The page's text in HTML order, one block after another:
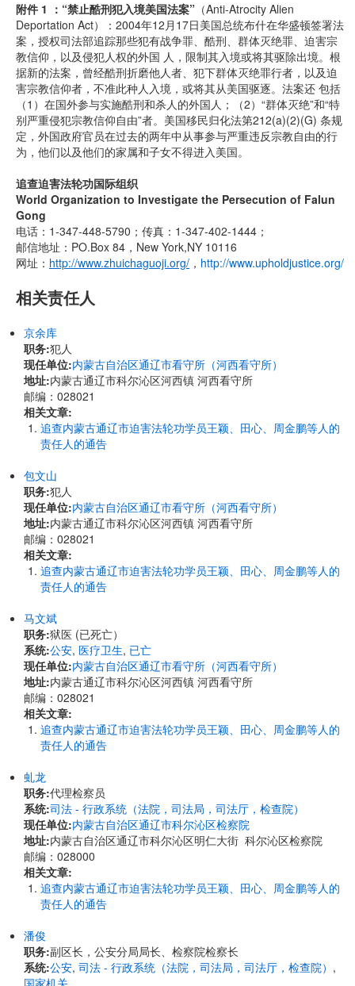
附件 1 ：“禁止酷刑犯入境美国法案” （Anti-Atrocity Alien
Deportation Act）：2004年12月17日美国总统布什在华盛顿签署法
案，授权司法部追踪那些犯有战争罪、酷刑、群体灭绝罪、迫害宗
教信仰，以及侵犯人权的外国 人，限制其入境或将其驱除出境。根
据新的法案，曾经酷刑折磨他人者、犯下群体灭绝罪行者，以及迫
害宗教信仰者，不准此种人入境，或将其从美国驱逐。法案还 包括
（1）在国外参与实施酷刑和杀人的外国人；（2）“群体灭绝”和“特
别严重侵犯宗教信仰自由”者。美国移民归化法第212(a)(2)(G) 条规
定，外国政府官员在过去的两年中从事参与严重违反宗教自由的行
为，他们以及他们的家属和子女不得进入美国。
追查迫害法轮功国际组织
World Organization to Investigate the Persecution of Falun
Gong
电话：1-347-448-5790；传真：1-347-402-1444；
邮信地址：PO.Box 84，New York,NY 10116
网址： http://www.zhuichaguoji.org/ ， http://www.upholdjustice.org/
相关责任人
京余库
职务:犯人
现任单位:内蒙古自治区通辽市看守所（河西看守所）
地址:内蒙古通辽市科尔沁区河西镇 河西看守所
邮编：028021
相关文章:
追查内蒙古通辽市迫害法轮功学员王颖、田心、周金鹏等人的
责任人的通告
包文山
职务:犯人
现任单位:内蒙古自治区通辽市看守所（河西看守所）
地址:内蒙古通辽市科尔沁区河西镇 河西看守所
邮编：028021
相关文章:
追查内蒙古通辽市迫害法轮功学员王颖、田心、周金鹏等人的
责任人的通告
马文斌
职务:狱医 (已死亡）
系统:公安, 医疗卫生, 已亡
现任单位:内蒙古自治区通辽市看守所（河西看守所）
地址:内蒙古通辽市科尔沁区河西镇 河西看守所
邮编：028021
相关文章:
追查内蒙古通辽市迫害法轮功学员王颖、田心、周金鹏等人的
责任人的通告
虬龙
职务:代理检察员
系统:司法 - 行政系统（法院，司法局，司法厅，检查院）
现任单位:内蒙古自治区通辽市科尔沁区检察院
地址:内蒙古自治区通辽市科尔沁区明仁大街 科尔沁区检察院
邮编：028000
相关文章:
追查内蒙古通辽市迫害法轮功学员王颖、田心、周金鹏等人的
责任人的通告
潘俊
职务:副区长，公安分局局长、检察院检察长
系统:公安, 司法 - 行政系统（法院，司法局，司法厅，检查院） ,
国家机关